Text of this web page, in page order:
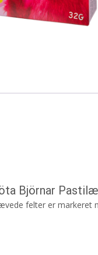
Björnar
felter er markeret